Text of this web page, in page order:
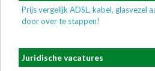
Prijs vergelijk ADSL, kabel, glasvezel
door over te stappen!
Juridische vacatures